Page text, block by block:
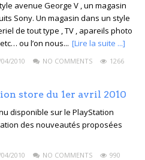
avenue George V , un magasin
Sony. Un magasin dans un style
de tout type , TV , apareils photo
ou l’on nous... [Lire la suite ...]
2010 NO COMMENTS
1266
store du 1er avril 2010
disponible sur le PlayStation
des nouveautés proposées
2010 NO COMMENTS
990